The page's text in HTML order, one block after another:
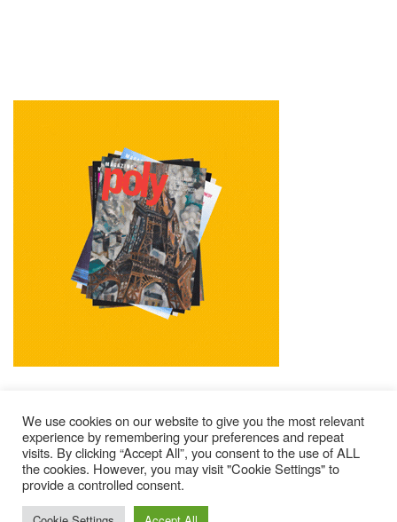
Mentions Légales Contacts
Où Trouver Poly ?
Lire Les Anciens N°
S’abonner À Poly
© 2025 – Magazine Poly – BKN
We use cookies on our website to give you the most relevant
experience by remembering your preferences and repeat
visits. By clicking “Accept All”, you consent to the use of ALL
the cookies. However, you may visit "Cookie Settings" to
provide a controlled consent.